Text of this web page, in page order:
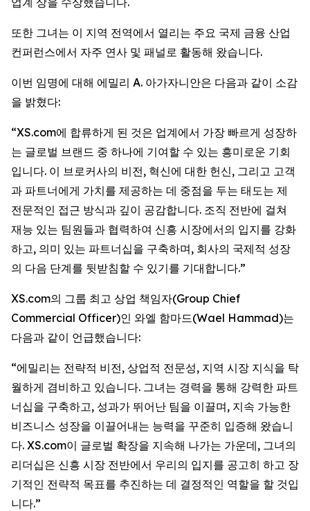
또한 그녀는 이 지역 전역에서 열리는 주요 국제 금융 산업
컨퍼런스에서 자주 연사 및 패널로 활동해 왔습니다.
이번 임명에 대해 에밀리 A. 아가자니안은 다음과 같이 소감
을 밝혔다:
“XS.com에 합류하게 된 것은 업계에서 가장 빠르게 성장하
는 글로벌 브랜드 중 하나에 기여할 수 있는 흥미로운 기회
입니다. 이 브로커사의 비전, 혁신에 대한 헌신, 그리고 고객
과 파트너에게 가치를 제공하는 데 중점을 두는 태도는 제
전문적인 접근 방식과 깊이 공감합니다. 조직 전반에 걸쳐
재능 있는 팀원들과 협력하여 신흥 시장에서의 입지를 강화
하고, 의미 있는 파트너십을 구축하며, 회사의 국제적 성장
의 다음 단계를 뒷받침할 수 있기를 기대합니다.”
XS.com의 그룹 최고 상업 책임자(Group Chief
Commercial Officer)인 와엘 함마드(Wael Hammad)는
다음과 같이 언급했습니다:
“에밀리는 전략적 비전, 상업적 전문성, 지역 시장 지식을 탁
월하게 겸비하고 있습니다. 그녀는 경력을 통해 강력한 파트
너십을 구축하고, 성과가 뛰어난 팀을 이끌며, 지속 가능한
비즈니스 성장을 이끌어내는 능력을 꾸준히 입증해 왔습니
다. XS.com이 글로벌 확장을 지속해 나가는 가운데, 그녀의
리더십은 신흥 시장 전반에서 우리의 입지를 공고히 하고 장
기적인 전략적 목표를 추진하는 데 결정적인 역할을 할 것입
니다.”